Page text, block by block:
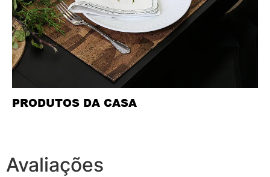
PRODUTOS DA CASA
Avaliações